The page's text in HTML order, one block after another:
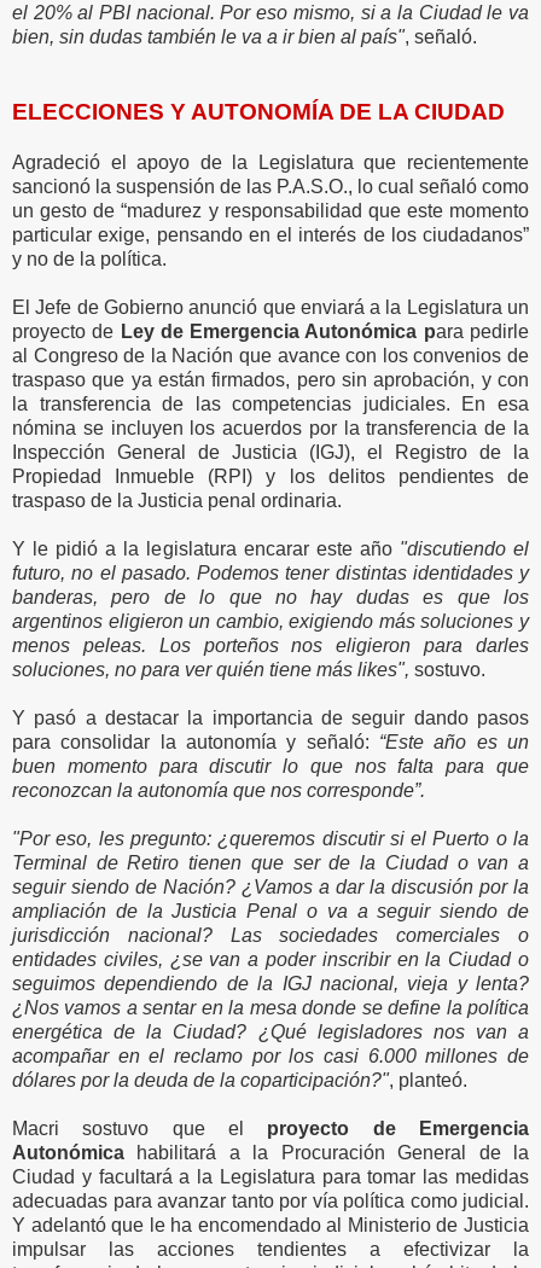
el 20% al PBI nacional. Por eso mismo, si a la Ciudad le va
bien, sin dudas también le va a ir bien al país", señaló.
ELECCIONES Y AUTONOMÍA DE LA CIUDAD
Agradeció el apoyo de la Legislatura que recientemente
sancionó la suspensión de las P.A.S.O., lo cual señaló como
un gesto de “madurez y responsabilidad que este momento
particular exige, pensando en el interés de los ciudadanos”
y no de la política.
El Jefe de Gobierno anunció que enviará a la Legislatura un
proyecto de Ley de Emergencia Autonómica para pedirle
al Congreso de la Nación que avance con los convenios de
traspaso que ya están firmados, pero sin aprobación, y con
la transferencia de las competencias judiciales. En esa
nómina se incluyen los acuerdos por la transferencia de la
Inspección General de Justicia (IGJ), el Registro de la
Propiedad Inmueble (RPI) y los delitos pendientes de
traspaso de la Justicia penal ordinaria.
Y le pidió a la legislatura encarar este año "discutiendo el
futuro, no el pasado. Podemos tener distintas identidades y
banderas, pero de lo que no hay dudas es que los
argentinos eligieron un cambio, exigiendo más soluciones y
menos peleas. Los porteños nos eligieron para darles
soluciones, no para ver quién tiene más likes", sostuvo.
Y pasó a destacar la importancia de seguir dando pasos
para consolidar la autonomía y señaló: “Este año es un
buen momento para discutir lo que nos falta para que
reconozcan la autonomía que nos corresponde”.
"Por eso, les pregunto: ¿queremos discutir si el Puerto o la
Terminal de Retiro tienen que ser de la Ciudad o van a
seguir siendo de Nación? ¿Vamos a dar la discusión por la
ampliación de la Justicia Penal o va a seguir siendo de
jurisdicción nacional? Las sociedades comerciales o
entidades civiles, ¿se van a poder inscribir en la Ciudad o
seguimos dependiendo de la IGJ nacional, vieja y lenta?
¿Nos vamos a sentar en la mesa donde se define la política
energética de la Ciudad? ¿Qué legisladores nos van a
acompañar en el reclamo por los casi 6.000 millones de
dólares por la deuda de la coparticipación?", planteó.
Macri sostuvo que el proyecto de Emergencia
Autonómica habilitará a la Procuración General de la
Ciudad y facultará a la Legislatura para tomar las medidas
adecuadas para avanzar tanto por vía política como judicial.
Y adelantó que le ha encomendado al Ministerio de Justicia
impulsar las acciones tendientes a efectivizar la